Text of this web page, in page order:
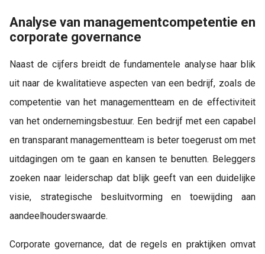
Analyse van managementcompetentie en
corporate governance
Naast de cijfers breidt de fundamentele analyse haar blik
uit naar de kwalitatieve aspecten van een bedrijf, zoals de
competentie van het managementteam en de effectiviteit
van het ondernemingsbestuur. Een bedrijf met een capabel
en transparant managementteam is beter toegerust om met
uitdagingen om te gaan en kansen te benutten. Beleggers
zoeken naar leiderschap dat blijk geeft van een duidelijke
visie, strategische besluitvorming en toewijding aan
aandeelhouderswaarde.
Corporate governance, dat de regels en praktijken omvat